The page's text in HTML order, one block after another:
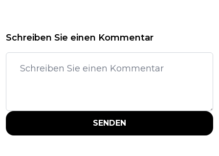
Schreiben Sie einen Kommentar
SENDEN